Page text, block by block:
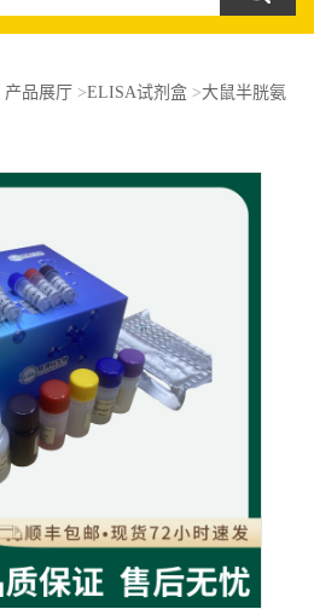
产品展厅 >ELISA试剂盒>大鼠半胱氨